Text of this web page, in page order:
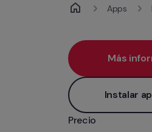
Apps
Más
Instalar
Precio